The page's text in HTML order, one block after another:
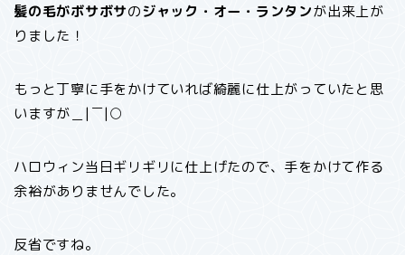
髪の毛がボサボサのジャック・オー・ランタンが出来上が
りました！
もっと丁寧に手をかけていれば綺麗に仕上がっていたと思
いますが＿|￣|○
ハロウィン当日ギリギリに仕上げたので、手をかけて作る
余裕がありませんでした。
反省ですね。